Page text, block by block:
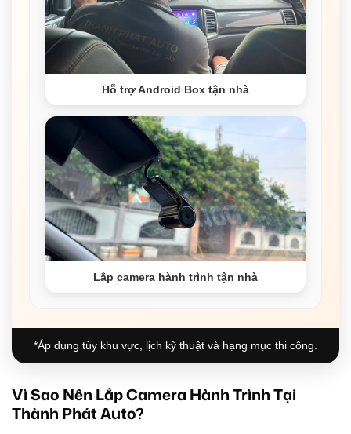
Hỗ trợ Android Box tận nhà
Lắp camera hành trình tận nhà
*Áp dụng tùy khu vực, lịch kỹ thuật và hạng mục thi công.
Vì Sao Nên Lắp Camera Hành Trình Tại
Thành Phát Auto?